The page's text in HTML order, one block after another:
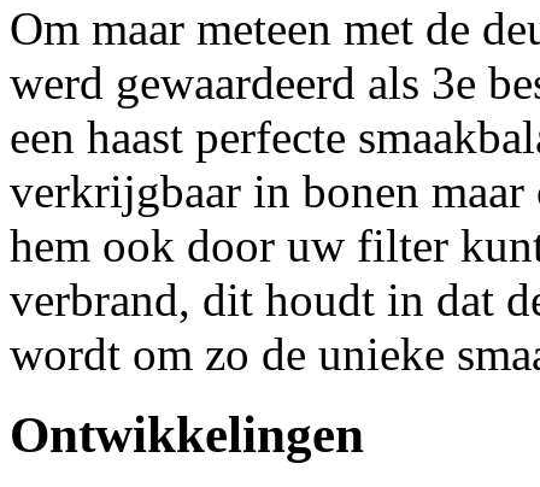
Om maar meteen met de
werd gewaardeerd als 3e
een haast perfecte
verkrijgbaar in bonen
hem ook door uw filter
verbrand, dit houdt in dat
wordt om zo de unieke
Ontwikkelingen